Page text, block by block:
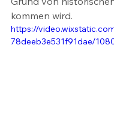
kommen wird.
https://
78deeb3e531f91dae/